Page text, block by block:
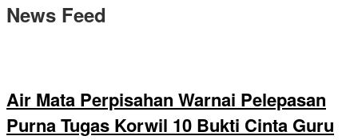
News Feed
Air Mata Perpisahan Warnai Pelepasan
Purna Tugas Korwil 10 Bukti Cinta Guru